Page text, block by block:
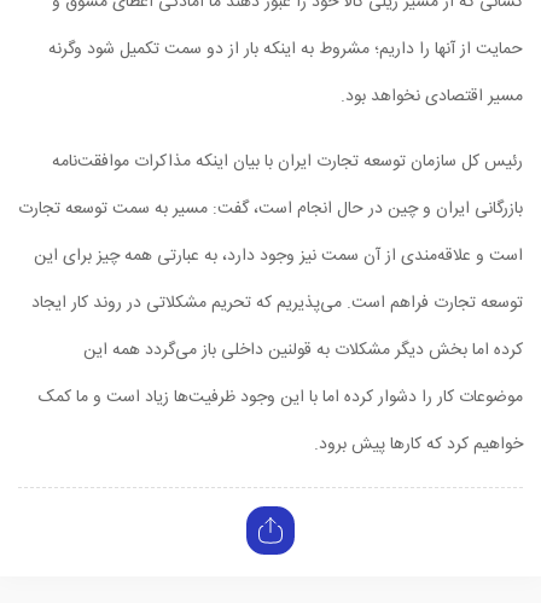
حمایت از آنها را داریم؛ مشروط به اینکه بار از دو سمت تکمیل شود وگرنه
مسیر اقتصادی نخواهد بود.
رئیس کل سازمان توسعه تجارت ایران با بیان اینکه مذاکرات موافقت‌نامه‌
بازرگانی ایران و چین در حال انجام است، گفت: مسیر به سمت توسعه تجارت
است و علاقه‌مندی از آن سمت نیز وجود دارد، به عبارتی همه چیز برای این
توسعه تجارت فراهم است. می‌پذیریم که تحریم مشکلاتی در روند کار ایجاد
کرده اما بخش دیگر مشکلات به قولنین داخلی باز می‌گردد همه این
موضوعات کار را دشوار کرده اما با این وجود ظرفیت‌ها زیاد است و ما کمک
خواهیم کرد که کارها پیش برود.